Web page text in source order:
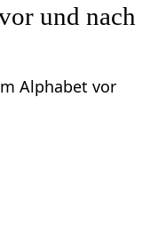
und nach
Alphabet vor